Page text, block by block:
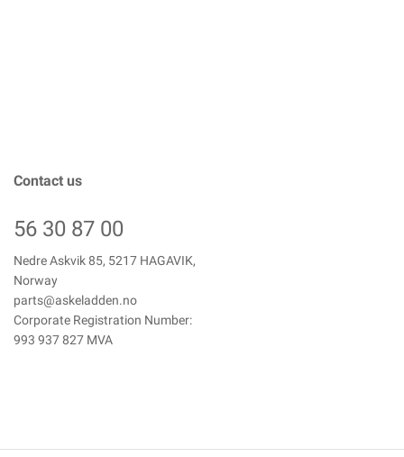
Contact us
56 30 87 00
Nedre Askvik 85, 5217 HAGAVIK,
Norway
parts@askeladden.no
Corporate Registration Number:
993 937 827 MVA